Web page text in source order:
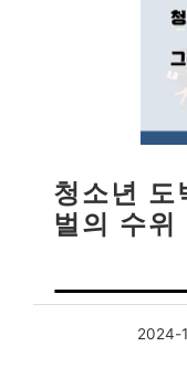
청소년 도
벌의 수
2024-